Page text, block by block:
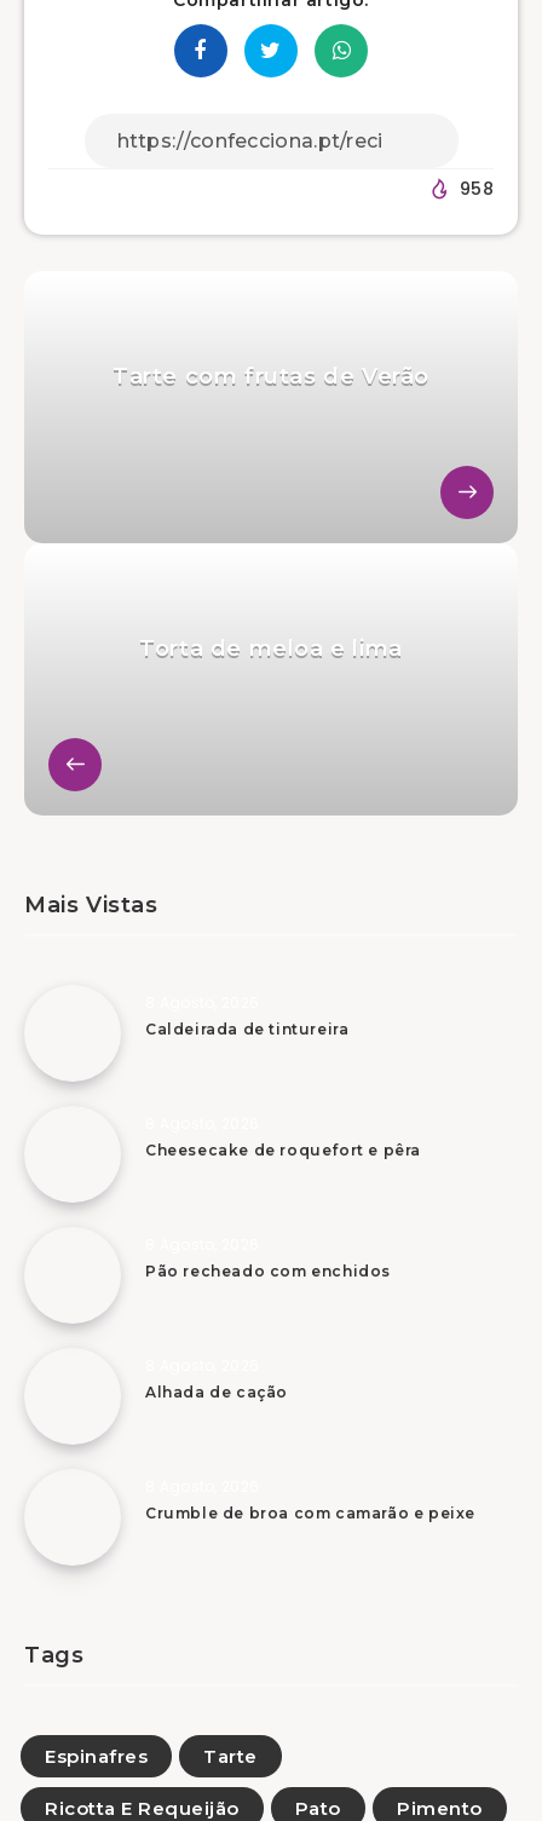
958
Tarte com frutas de Verão
Torta de meloa e lima
Mais Vistas
Caldeirada de tintureira
Cheesecake de roquefort e pêra
Pão recheado com enchidos
Alhada de cação
Crumble de broa com camarão e peixe
Tags
Espinafres Tarte
Ricotta E Requeijão Pato Pimento